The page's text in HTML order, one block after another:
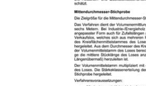
Z zagranicy
Edukacja
Lasy prywatne